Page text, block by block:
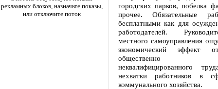
рекламных блоков, назначьте показы,
или отключите поток
городских парков, побелка
прочее. Обязательные
бесплатными как для
работодателей.
местного самоуправления
экономический эффект
общественно
неквалифицированного
нехватки работников в
коммунального хозяйства.